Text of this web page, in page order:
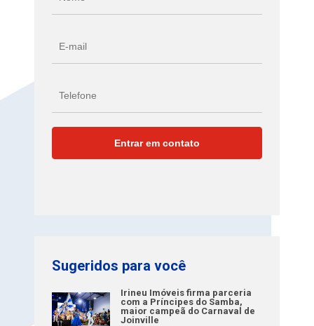
Sugeridos para você
Irineu Imóveis firma parceria
com a Príncipes do Samba,
maior campeã do Carnaval de
Joinville